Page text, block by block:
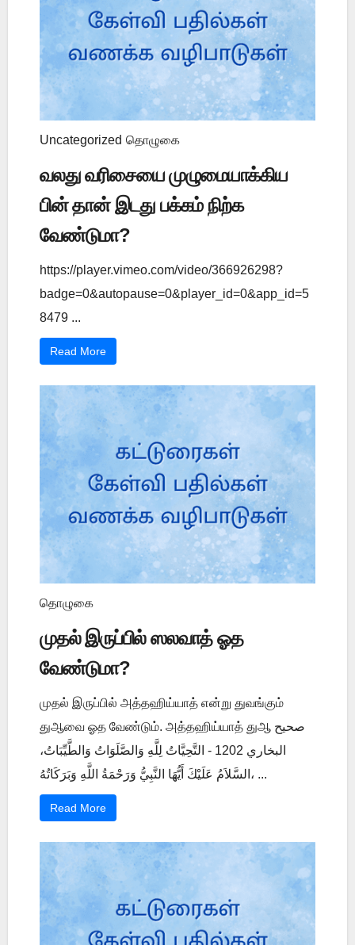
Uncategorized தொழுகை
வலது வரிசையை முழுமையாக்கிய
பின் தான் இடது பக்கம் நிற்க
வேண்டுமா?
https://player.vimeo.com/video/366926298?
badge=0&autopause=0&player_id=0&app_id=5
8479 ...
Read More
தொழுகை
முதல் இருப்பில் ஸலவாத் ஓத
வேண்டுமா?
முதல் இருப்பில் அத்தஹிய்யாத் என்று துவங்கும்
துஆவை ஓத வேண்டும். அத்தஹிய்யாத் துஆ صحيح
البخاري 1202 - التَّحِيَّاتُ لِلَّهِ وَالصَّلَوَاتُ وَالطَّيِّبَاتُ،
السَّلاَمُ عَلَيْكَ أَيُّهَا النَّبِيُّ وَرَحْمَةُ اللَّهِ وَبَرَكَاتُهُ، ...
Read More